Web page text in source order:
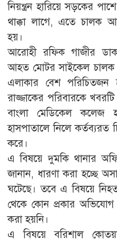
নিয়ন্ত্রন হারিয়ে সড়কের
থাক্কা লাগে, এতে চালক
হয়।
আরোহী রফিক গাজীর
আহত মোটর সাইকেল চালক
এলাকার বেশ পরিচিতজন
রাজ্জাকের পরিবারকে
বাংলা মেডিকেল কলেজ
হাসপাতালে নিলে
করে।
এ বিষয়ে দুমকি থানার
জানান, ধারণা করা হচ্ছে
ঘটেছে। তবে এ বিষয়ে
থেকে কোন প্রকার অভিযোগ
করা হয়নি।
এ বিষয়ে বরিশাল